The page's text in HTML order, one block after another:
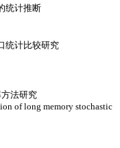
统计推断
统计比较研究
法研究
of long memory stochastic